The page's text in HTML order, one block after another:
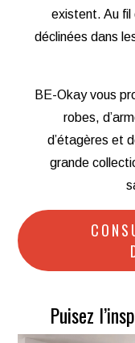
existent. Au fil
déclinées dans
BE-Okay vous
robes,
d’étagères et
grande
Puisez